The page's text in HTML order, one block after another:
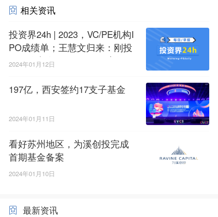
相关资讯
投资界24h | 2023，VC/PE机构I
PO成绩单；王慧文归来：刚投
了一位老友；197亿，西安签约
2024年01月12日
197亿，西安签约17支子基金
2024年01月11日
看好苏州地区，为溪创投完成
首期基金备案
2024年01月10日
最新资讯